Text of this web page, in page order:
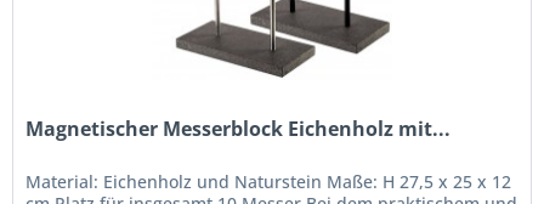
Magnetischer Messerblock Eichenholz mit...
Material: Eichenholz und Naturstein Maße: H 27,5 x 25 x 12